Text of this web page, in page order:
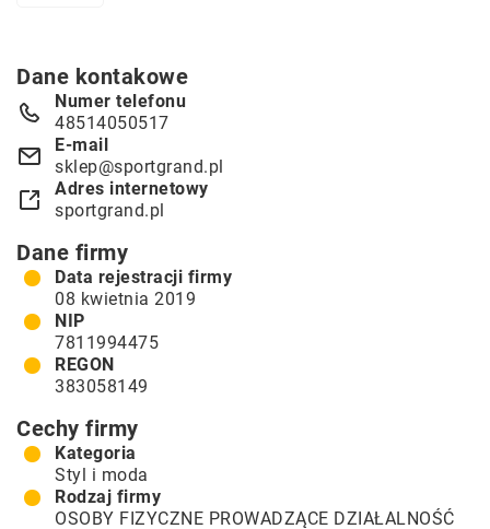
Dane kontakowe
Numer telefonu
48514050517
E-mail
sklep@sportgrand.pl
Adres internetowy
sportgrand.pl
Dane firmy
Data rejestracji firmy
08 kwietnia 2019
NIP
7811994475
REGON
383058149
Cechy firmy
Kategoria
Styl i moda
Rodzaj firmy
OSOBY FIZYCZNE PROWADZĄCE DZIAŁALNOŚĆ